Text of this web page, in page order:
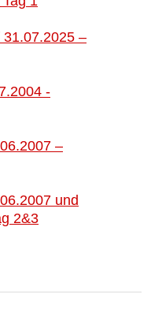
–
-
–
und
2&3